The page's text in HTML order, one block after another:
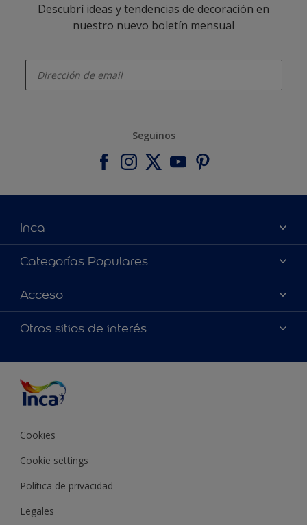
Descubrí ideas y tendencias de decoración en
nuestro nuevo boletín mensual
Seguinos
Inca
Acerca de Inca
Contactanos
Encontrá un distribuidor Inca
Categorías Populares
Colores
Productos
Inspiración
Acceso
Accesibilidad
Precisión del color
Otros sitios de interés
Cookies
Cookie settings
Política de privacidad
Legales